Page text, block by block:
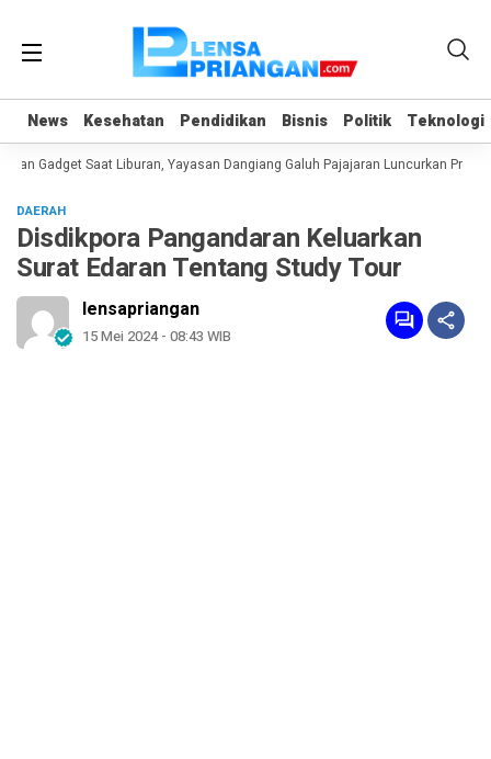
News Kesehatan Pendidikan Bisnis Politik Teknologi
News Kesehatan Pendidikan Bisnis Politik Teknologi
Gadget Saat Liburan, Yayasan Dangiang Galuh Pajajaran Luncurkan
DAERAH
Disdikpora Pangandaran Keluarkan
Surat Edaran Tentang Study Tour
lensapriangan
15 Mei 2024 - 08:43 WIB